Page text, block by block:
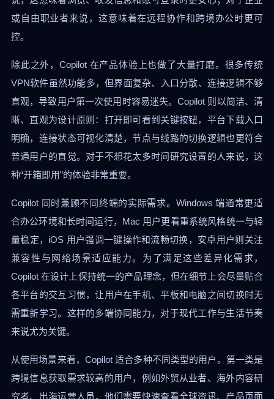
或自由职业者来说，这意味着在远程协作和跨境办公时更可
控。
除此之外，Copilot 在产品体验上也做了大量打磨。很多传统
VPN软件虽然功能多，但界面复杂、入口分散、连接逻辑不够
直观，导致用户第一次使用时容易迷失。Copilot 则以简洁、清
晰、直观为设计原则：打开即可看到关键按钮，平台下载入口
明确，连接状态可视化清楚，节点与线路的切换逻辑也更符合
普通用户的直觉。对于不想花太多时间研究设置的人来说，这
种“开箱即用”的体验非常重要。
Copilot 同时兼顾不同终端的实际需求。Windows 端通常更适
合办公环境和长时间运行，Mac 用户更看重系统风格统一与轻
量稳定，iOS 用户强调一键操作和流畅切换，安卓用户则关注
兼容性与网络场景适应能力。为了满足这些差异化需求，
Copilot 在设计上保持统一的产品理念，但在细节上会尽量贴合
各平台的交互习惯，让用户在手机、平板和电脑之间切换时无
需重新学习。这样的多端协同能力，对于现代工作与生活节奏
来说尤为关键。
从使用场景来看，Copilot 适合多种不同类型的用户。第一类是
跨境信息获取需求较高的用户，例如外贸从业者、海外内容研
究者、出海运营人员，他们需要快速查看全球资讯、产品页面